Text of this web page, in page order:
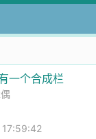
一个合成栏
17:59:42